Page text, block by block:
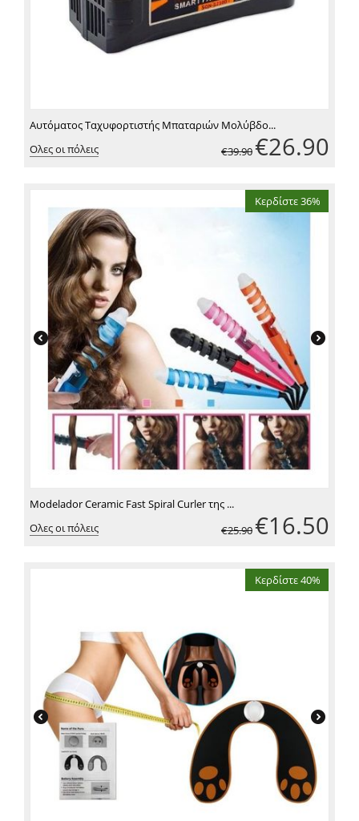
Αυτόματος Ταχυφορτιστής Μπαταριών Μολύβδο...
Ολες οι πόλεις
€39.90 €26.90
Κερδίστε 36%
Modelador Ceramic Fast Spiral Curler της ...
Ολες οι πόλεις
€25.90 €16.50
Κερδίστε 40%